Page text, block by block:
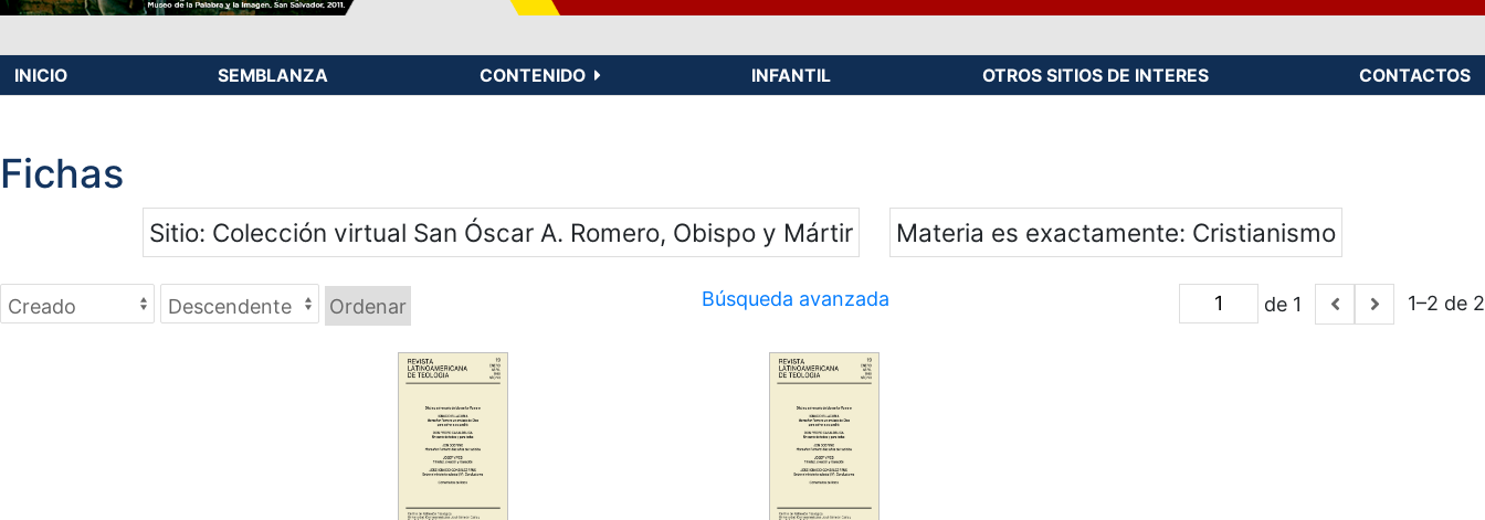
INICIO SEMBLANZA CONTENIDO INFANTIL OTROS SITIOS DE INTERES CONTACTOS
Fichas
Sitio Colección virtual San Óscar A. Romero, Obispo y Mártir Materia es exactamente Cristianismo
de 1 1–2 de 2
Búsqueda avanzada
Ordenar